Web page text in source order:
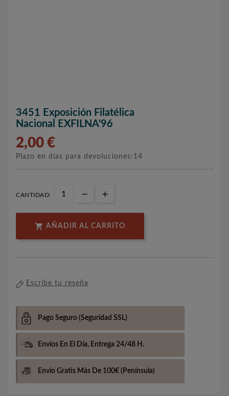
3451 Exposición Filatélica
Nacional EXFILNA'96
2,00 €
Plazo en días para devoluciones:14
CANTIDAD:
 AÑADIR AL CARRITO
Escribe tu reseña
Pago Seguro (Seguridad SSL)
Envíos En El Día, Entrega 24/48 H.
Envio Gratis Más De 100€ (Península)